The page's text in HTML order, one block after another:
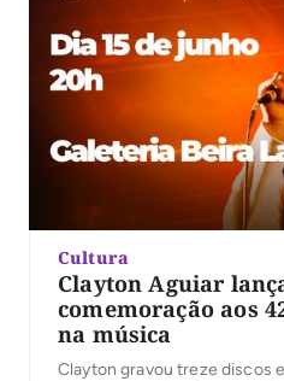
Cultura
Clayton Aguiar
comemoração aos
na música
Clayton gravou treze discos